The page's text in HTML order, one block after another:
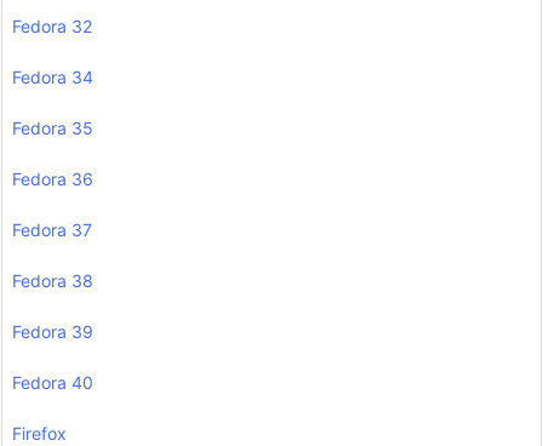
Fedora 32
Fedora 34
Fedora 35
Fedora 36
Fedora 37
Fedora 38
Fedora 39
Fedora 40
Firefox